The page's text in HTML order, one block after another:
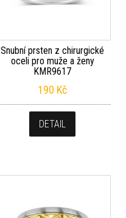
Snubní prsten z chirurgické
oceli pro muže a ženy
KMR9617
190 Kč
DETAIL